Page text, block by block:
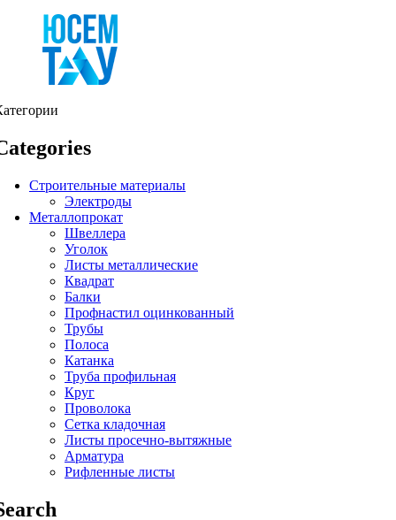
Строительные материалы
Электроды
Металлопрокат
Швеллера
Уголок
Листы металлические
Квадрат
Балки
Профнастил оцинкованный
Трубы
Полоса
Катанка
Труба профильная
Круг
Проволока
Сетка кладочная
Листы просечно-вытяжные
Арматура
Рифленные листы